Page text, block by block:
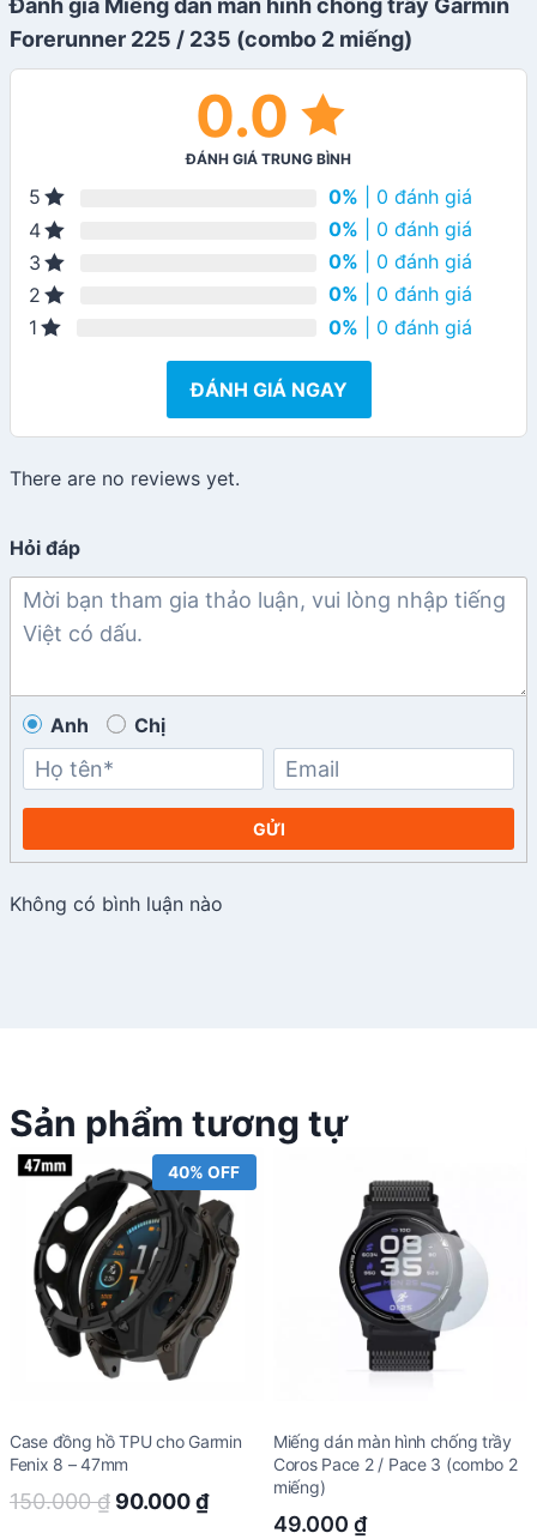
Đánh giá Miếng dán màn hình chống trầy Garmin
Forerunner 225 / 235 (combo 2 miếng)
0.0
ĐÁNH GIÁ TRUNG BÌNH
5 0% | 0 đánh giá
4
0% | 0 đánh giá
3
0% | 0 đánh giá
2
0% | 0 đánh giá
1
0% | 0 đánh giá
ĐÁNH GIÁ NGAY
There are no reviews yet.
Hỏi đáp
Anh Chị
GỬI
Không có bình luận nào
Sản phẩm tương tự
40% OFF
Case đồng hồ TPU cho Garmin
Fenix 8 – 47mm
150.000₫ Original
90.000₫Current
Miếng dán màn hình chống trầy
Coros Pace 2 / Pace 3 (combo 2
miếng)
49.000 ₫